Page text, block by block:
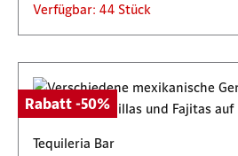
Verfügbar: 44 Stück
Rabatt -50%
Tequileria Bar